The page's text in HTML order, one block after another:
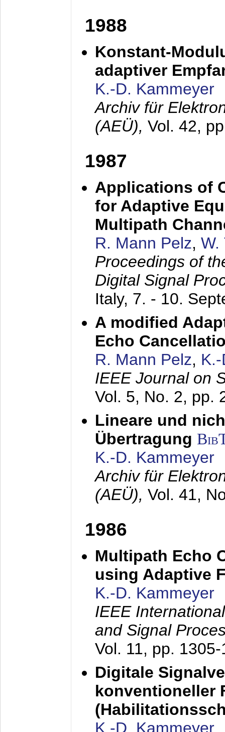
1988
Konstant-
adaptiver
K.-D. Kammeyer
Archiv für
(AEÜ), Vol. 42,
1987
Applications of
for Adaptive
Multipath
R. Mann Pelz, W.
Proceedings of
Digital Signal
Italy, 7. - 10.
A modified
Echo
R. Mann Pelz,
IEEE Journal on
Vol. 5, No. 2, pp.
Lineare und
Übertragung
K.-D. Kammeyer
Archiv für
(AEÜ), Vol. 41,
1986
Multipath Echo
using Adaptive
K.-D. Kammeyer
IEEE
and Signal
Vol. 11, pp.
Digitale
konventioneller
K.-D. Kammeyer